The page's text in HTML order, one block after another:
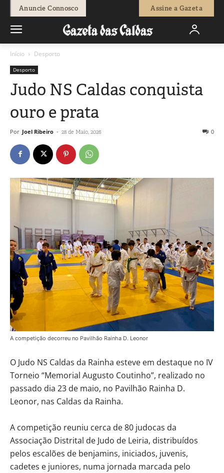
Anuncie Connosco Assine a Gazeta
Início Desporto
Desporto
Judo NS Caldas conquista
ouro e prata
Por Joel Ribeiro - 28 de Maio, 2026 0
A competição decorreu no Pavilhão Rainha D. Leonor
O Judo NS Caldas da Rainha esteve em destaque no IV
Torneio “Memorial Augusto Coutinho”, realizado no
passado dia 23 de maio, no Pavilhão Rainha D.
Leonor, nas Caldas da Rainha.
A competição reuniu cerca de 80 judocas da
Associação Distrital de Judo de Leiria, distribuídos
pelos escalões de benjamins, iniciados, juvenis,
cadetes e juniores, numa jornada marcada pelo